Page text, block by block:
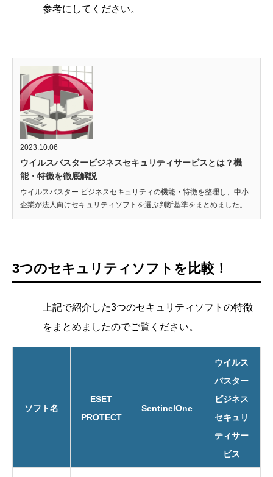
参考にしてください。
2023.10.06
ウイルスバスタービジネスセキュリティサービスとは？機
能・特徴を徹底解説
ウイルスバスター ビジネスセキュリティの機能・特徴を整理し、中小
企業が法人向けセキュリティソフトを選ぶ判断基準をまとめました。...
3つのセキュリティソフトを比較！
上記で紹介した3つのセキュリティソフトの特徴
をまとめましたのでご覧ください。
ソフト名
ESET
PROTECT
SentinelOne
ウイルス
バスター
ビジネス
セキュリ
ティサー
ビス